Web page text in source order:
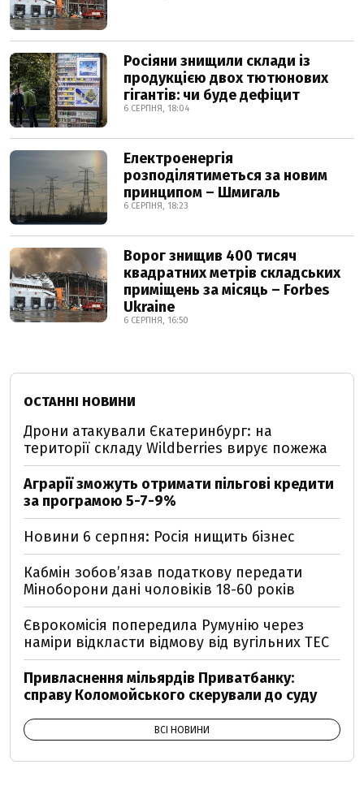
Росіяни знищили склади із
продукцією двох тютюнових
гігантів: чи буде дефіцит
6 СЕРПНЯ, 18:04
Електроенергія
розподілятиметься за новим
принципом – Шмигаль
6 СЕРПНЯ, 18:23
Ворог знищив 400 тисяч
квадратних метрів складських
приміщень за місяць – Forbes
Ukraine
6 СЕРПНЯ, 16:50
ОСТАННІ НОВИНИ
Дрони атакували Єкатеринбург: на
території складу Wildberries вирує пожежа
Аграрії зможуть отримати пільгові кредити
за програмою 5-7-9%
Новини 6 серпня: Росія нищить бізнес
Кабмін зобовʼязав податкову передати
Міноборони дані чоловіків 18-60 років
Єврокомісія попередила Румунію через
наміри відкласти відмову від вугільних ТЕС
Привласнення мільярдів Приватбанку:
справу Коломойського скерували до суду
ВСІ НОВИНИ